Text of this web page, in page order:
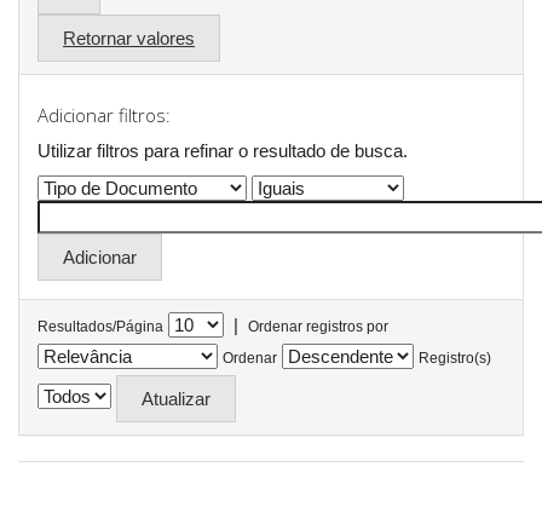
Retornar valores
Adicionar filtros:
Utilizar filtros para refinar o resultado de busca.
Resultados/Página |
Ordenar registros por
Ordenar
Registro(s)